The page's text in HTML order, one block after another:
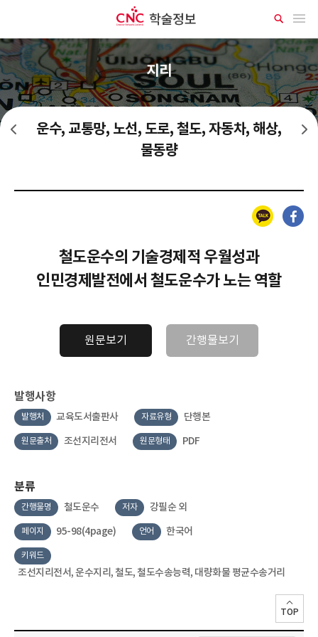
메뉴 열기
상
세
검
지리
운수, 교통망, 노선, 도로, 철도, 자동차, 해상,
물동량
공업 전 지역별 배치, 특성 지역별 자연지리, 면적, 지형, 기후, 생물, 수문, 해양
카카오톡 페이스북
철도운수의 기술경제적 우월성과
인민경제발전에서 철도운수가 노는 역할
원문보기 간행물보기
발행사항
발행처 교육도서출판사 자료유형 단행본
원문출처 조선지리전서 원문형태 PDF
분류
간행물명 철도운수 저자 강필순 외
페이지 95-98(4page) 언어 한국어
키워드
조선지리전서, 운수지리, 철도, 철도수송능력, 대량화물 평균수송거리
TOP